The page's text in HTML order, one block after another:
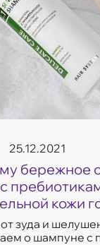
25.12.2021
бережное
кожи
зуда и
о шампуне с